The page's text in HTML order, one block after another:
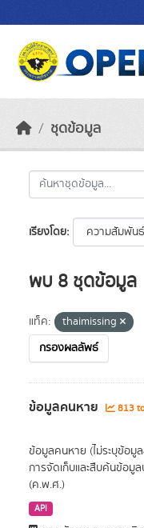
ชุดข้อมูล
เรียงโดย
พบ 8 ชุดข้อมูล
แท็ค:
thaimissing
กรองผลลัพธ์
ข้อมูลคนหาย 813
ข้อมูลคนหาย (ไม่ระบุข้อมู
การจัดเก็บและสืบค้นข้อ
(ค.พ.ศ.)
API